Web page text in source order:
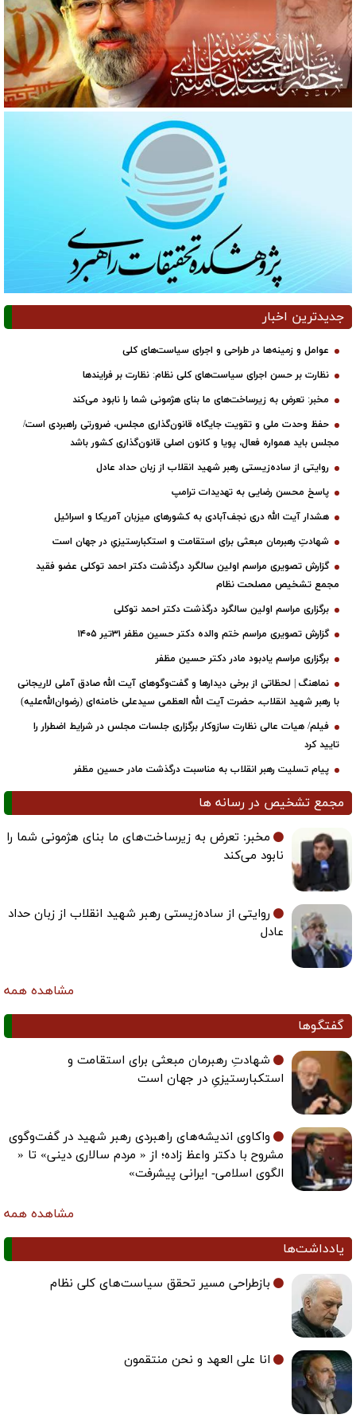
جدیدترین اخبار
عوامل و زمینه‌ها در طراحی و اجرای سیاست‌های کلی
نظارت بر حسن اجرای سیاست‌های کلی نظام: نظارت بر فرایندها
مخبر: تعرض به زیرساخت‌های ما بنای هژمونی شما را نابود می‌کند
حفظ وحدت ملی و تقویت جایگاه قانون‌گذاری مجلس، ضرورتی راهبردی است/
مجلس باید همواره فعال، پویا و کانون اصلی قانون‌گذاری کشور باشد
روایتی از ساده‌زیستی رهبر شهید انقلاب از زبان حداد عادل
پاسخ محسن رضایی به تهدیدات ترامپ
هشدار آیت الله دری نجف‌آبادی به کشورهای میزبان آمریکا و اسرائیل
شهادتِ رهبرمان مبعثی برای استقامت و استکبارستیزیِ در جهان است
گزارش تصویری مراسم اولین سالگرد درگذشت دکتر احمد توکلی عضو فقید
مجمع تشخیص مصلحت نظام
برگزاری مراسم اولین سالگرد درگذشت دکتر احمد توکلی
گزارش تصویری مراسم ختم والده دکتر حسین مظفر ۳۱تیر ۱۴۰۵
برگزاری مراسم یادبود مادر دکتر حسین مظفر
نماهنگ | لحظاتی از برخی دیدارها و گفت‌وگوهای آیت ‌الله صادق آملی لاریجانی
با رهبر شهید انقلاب، حضرت آیت‌ الله العظمی سیدعلی خامنه‌ای (رضوان‌الله‌علیه)
فیلم/ هیات عالی نظارت سازوکار برگزاری جلسات مجلس در شرایط اضطرار را
تایید کرد
پیام تسلیت رهبر انقلاب به مناسبت درگذشت مادر حسین مظفر
مجمع تشخیص در رسانه ها
مخبر: تعرض به زیرساخت‌های ما بنای هژمونی شما را
نابود می‌کند
روایتی از ساده‌زیستی رهبر شهید انقلاب از زبان حداد
عادل
مشاهده همه
گفتگوها
شهادتِ رهبرمان مبعثی برای استقامت و
استکبارستیزیِ در جهان است
واکاوی اندیشه‌های راهبردی رهبر شهید در گفت‌وگوی
مشروح با دکتر واعظ زاده؛ از « مردم سالاری دینی» تا «
الگوی اسلامی- ایرانی پیشرفت»
مشاهده همه
یادداشت‌ها
بازطراحی مسیر تحقق سیاست‌های کلی نظام
انا علی العهد و نحن منتقمون